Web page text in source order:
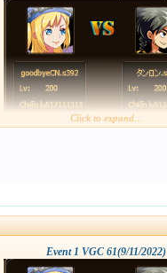
Click to expand...
Event 1 VGC 61(9/11/2022)